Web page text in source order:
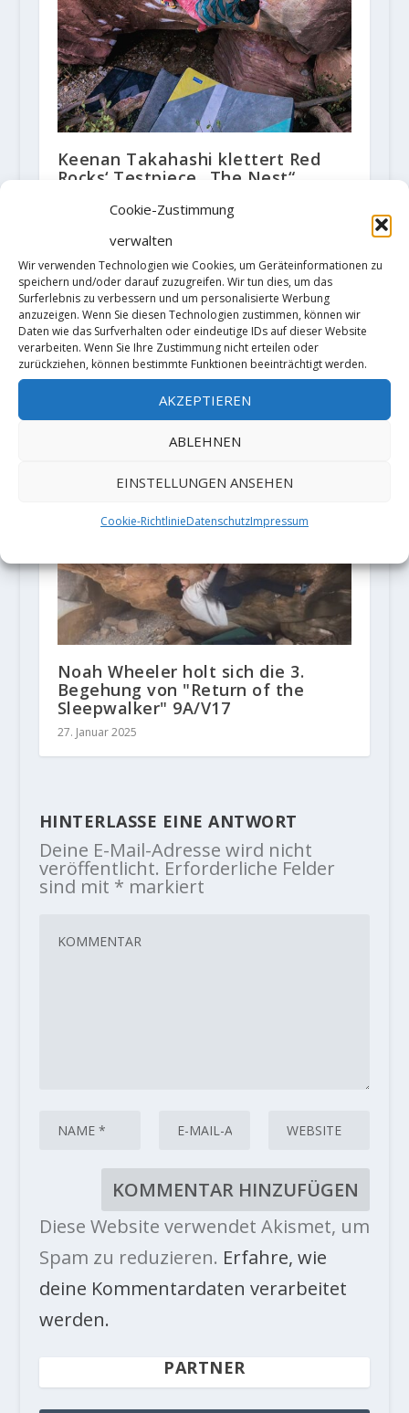
Cookie-Zustimmung
verwalten
Wir verwenden Technologien wie Cookies, um Geräteinformationen zu
speichern und/oder darauf zuzugreifen. Wir tun dies, um das
Surferlebnis zu verbessern und um personalisierte Werbung
anzuzeigen. Wenn Sie diesen Technologien zustimmen, können wir
Daten wie das Surfverhalten oder eindeutige IDs auf dieser Website
verarbeiten. Wenn Sie Ihre Zustimmung nicht erteilen oder
zurückziehen, können bestimmte Funktionen beeinträchtigt werden.
AKZEPTIEREN
ABLEHNEN
EINSTELLUNGEN ANSEHEN
Cookie-RichtlinieDatenschutzImpressum
Keenan Takahashi klettert Red
Rocks‘ Testpiece „The Nest“
6. Februar 2018
Daniel Woods meldet "Dicktopia"
8C
Noah Wheeler holt sich die 3.
Begehung von "Return of the
Sleepwalker" 9A/V17
27. Januar 2025
HINTERLASSE EINE ANTWORT
Deine E-Mail-Adresse wird nicht
veröffentlicht. Erforderliche Felder
sind mit * markiert
Diese Website verwendet Akismet, um
Spam zu reduzieren. Erfahre, wie
deine Kommentardaten verarbeitet
werden.
PARTNER